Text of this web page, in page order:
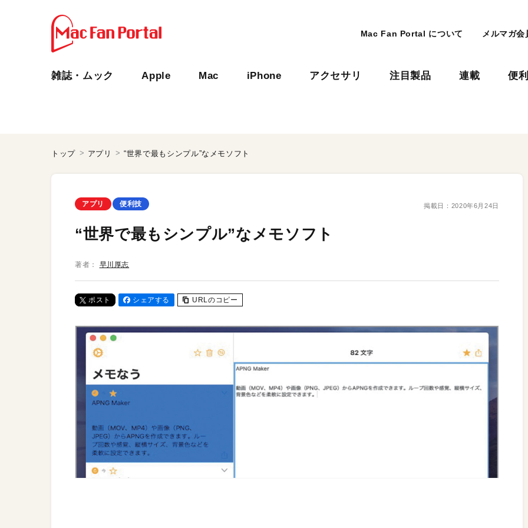
Mac Fan Portal について メルマガ会
雑誌・ムック Apple Mac iPhone アクセサリ 注目製品 連載 便
トップ アプリ “世界で最もシンプル”なメモソフト
アプリ 便利技 掲載日： 2020年6月24日
“世界で最もシンプル”なメモソフト
著者： 早川厚志
ポスト シェアする URLのコピー